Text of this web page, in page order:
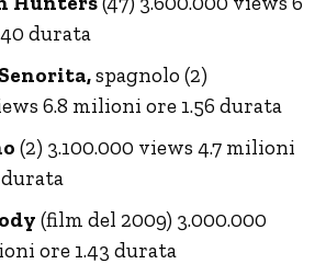
durata
spagnolo (2)
6.8 milioni ore 1.56 durata
(2) 3.100.000 views 4.7 milioni
durata
(film del 2009) 3.000.000
ore 1.43 durata